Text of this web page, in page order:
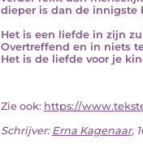
dieper is dan de innigste
Het is een liefde in zijn
Overtreffend en in niets
Het is de liefde voor je
Zie ook: https://
Schrijver: Erna Kagenaar,